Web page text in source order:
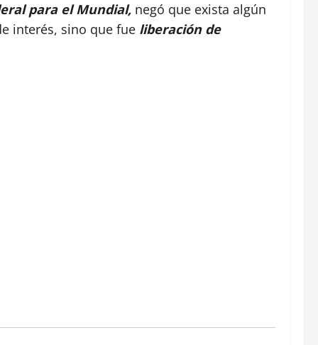
volumen.
para el Mundial, negó que exista algún
interés, sino que fue liberación de